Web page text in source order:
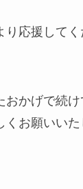
り応援して
おかげで続け
お願いいた